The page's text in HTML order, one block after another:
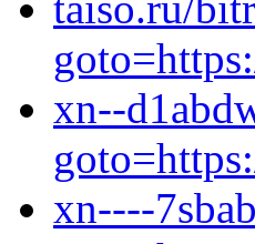
xn--
xn----